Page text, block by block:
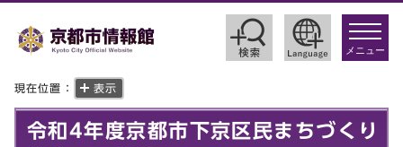
toggle
メニュー
現在位置： 表示
令和4年度京都市下京区民まちづくり